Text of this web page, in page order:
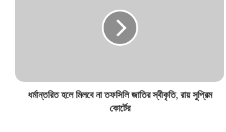
ধর্মান্তরিত হলে মিলবে না তফসিলি জাতির স্বীকৃতি, রায় সুপ্রিম
কোর্টের